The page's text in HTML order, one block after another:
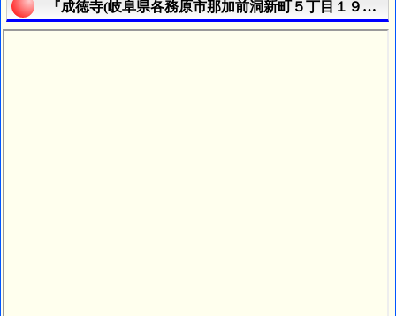
『成徳寺(岐阜県各務原市那加前洞新町５丁目１９番